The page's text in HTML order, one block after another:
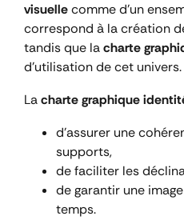
visuellecomme d’un
correspond à la création
tandis que lacharte
d’utilisation de cet univers.
Lacharte graphique
d’assurer une
supports,
de faciliter les
de garantir une
temps.